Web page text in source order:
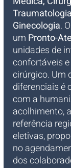
Ginecologia.
um Pronto-
unidades de
confortáveis
cirúrgico. Um
diferenciais é
com a
acolhimento,
referência
eletivas,
no
dos